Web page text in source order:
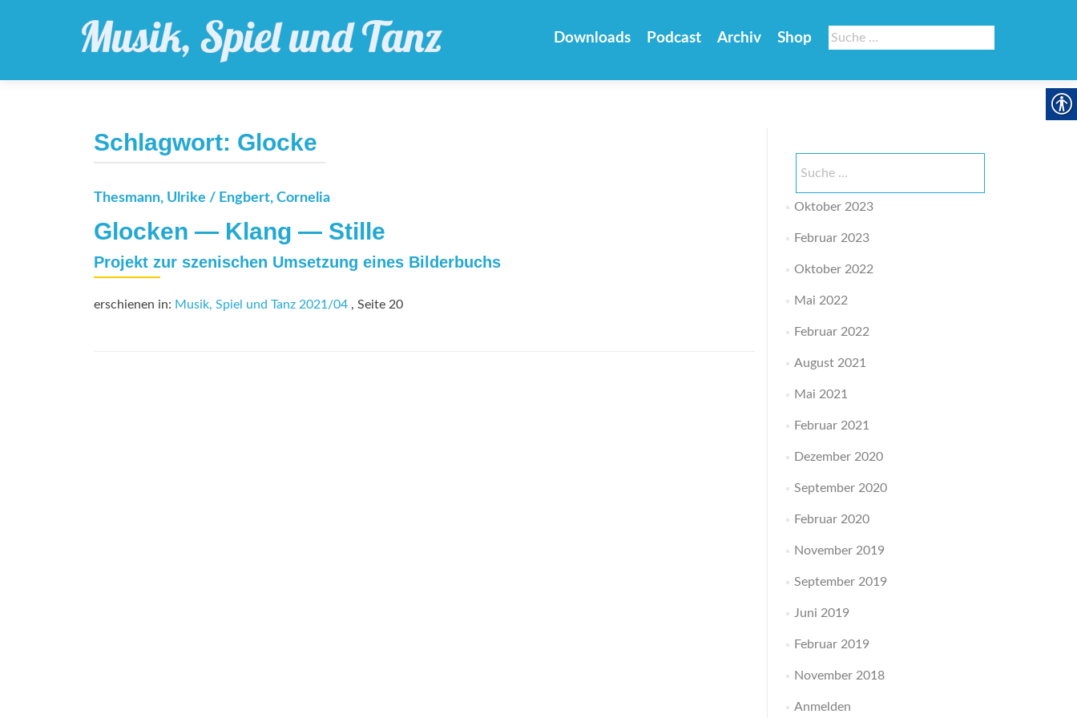
Suche
nach:
Downloads Podcast Archiv Shop
Schlagwort: Glocke
Thesmann, Ulrike / Engbert, Cornelia
Glocken — Klang — Stille
Projekt zur szenischen Umsetzung eines Bilderbuchs
erschienen in: Musik, Spiel und Tanz 2021/04 , Seite 20
nach:
Oktober 2023
Februar 2023
Oktober 2022
Mai 2022
Februar 2022
August 2021
Mai 2021
Februar 2021
Dezember 2020
September 2020
Februar 2020
November 2019
September 2019
Juni 2019
Februar 2019
November 2018
Anmelden